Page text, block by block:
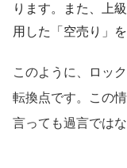
ります。また、上
用した「空売り」
このように、ロッ
転換点です。この
言っても過言ではな